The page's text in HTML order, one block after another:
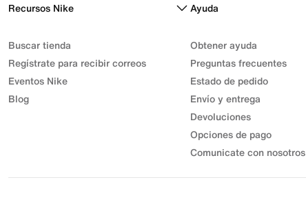
Recursos Nike
Buscar tienda
Regístrate para recibir correos
Eventos Nike
Blog
Ayuda
Obtener ayuda
Preguntas frecuentes
Estado de pedido
Envío y entrega
Devoluciones
Opciones de pago
Comunicate con nosotros